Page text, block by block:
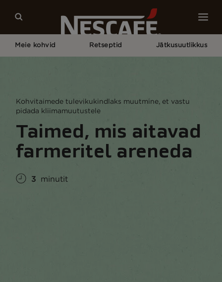
Meie kohvid Retseptid Jätkusuutlikkus
Kohvitaimede tulevikukindlaks muutmine, et vastu
pidada kliimamuutustele
Taimed, mis aitavad
farmeritel areneda
3 minutit